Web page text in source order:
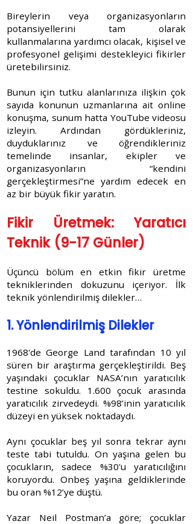
Bireylerin veya organizasyonların
potansiyellerini tam olarak
kullanmalarına yardımcı olacak, kişisel ve
profesyonel gelişimi destekleyici fikirler
üretebilirsiniz.
Bunun için tutku alanlarınıza ilişkin çok
sayıda konunun uzmanlarına ait online
konuşma, sunum hatta YouTube videosu
izleyin. Ardından gördükleriniz,
duyduklarınız ve öğrendikleriniz
temelinde insanlar, ekipler ve
organizasyonların “kendini
gerçekleştirmesi”ne yardım edecek en
az bir büyük fikir yaratın.
Fikir Üretmek: Yaratıcı
Teknik (9-17 Günler)
Üçüncü bölüm en etkin fikir üretme
tekniklerinden dokuzunu içeriyor. İlk
teknik yönlendirilmiş dilekler…
1. Yönlendirilmiş Dilekler
1968'de George Land tarafından 10 yıl
süren bir araştırma gerçekleştirildi. Beş
yaşındaki çocuklar NASA’nın yaratıcılık
testine sokuldu. 1.600 çocuk arasında
yaratıcılık zirvedeydi. %98’inin yaratıcılık
düzeyi en yüksek noktadaydı.
Aynı çocuklar beş yıl sonra tekrar aynı
teste tabi tutuldu. On yaşına gelen bu
çocukların, sadece %30'u yaratıcılığını
koruyordu. Onbeş yaşına geldiklerinde
bu oran %12’ye düştü.
Yazar Neil Postman’a göre; çocuklar